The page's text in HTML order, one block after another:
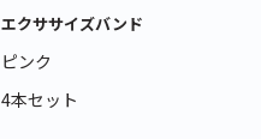
エクササイズバンド
ピンク
4本セット